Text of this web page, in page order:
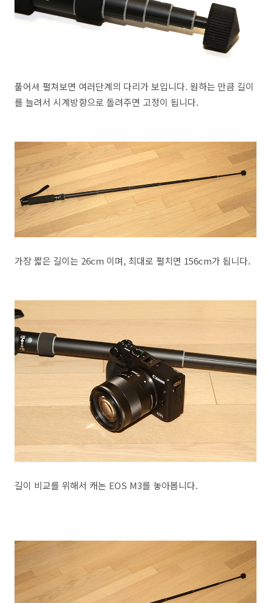
풀어셔 펼쳐보면 여러단계의 다리가 보입니다. 원하는 만큼 길이
를 늘려서 시계방향으로 돌려주면 고정이 됩니다.
가장 짧은 길이는 26cm 이며, 최대로 펼치면 156cm가 됩니다.
길이 비교를 위해서 캐논 EOS M3를 놓아봅니다.